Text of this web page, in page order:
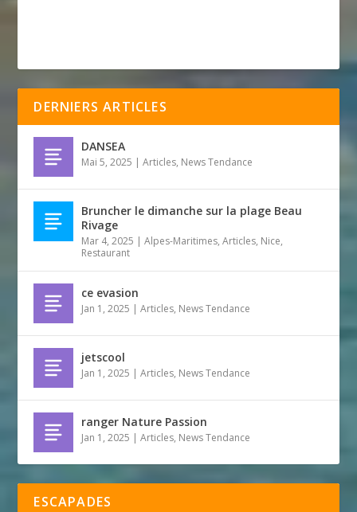
DERNIERS ARTICLES
DANSEA
Mai 5, 2025 |Articles, News Tendance
Bruncher le dimanche sur la plage Beau
Rivage
Mar 4, 2025 |Alpes-Maritimes,Articles, Nice,
Restaurant
ce evasion
Jan 1, 2025 |Articles, News Tendance
jetscool
Jan 1, 2025 |Articles, News Tendance
ranger Nature Passion
Jan 1, 2025 |Articles, News Tendance
ESCAPADES